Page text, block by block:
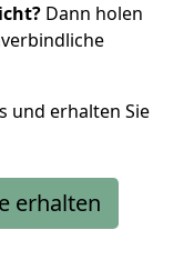
Dann holen
und erhalten Sie
erhalten